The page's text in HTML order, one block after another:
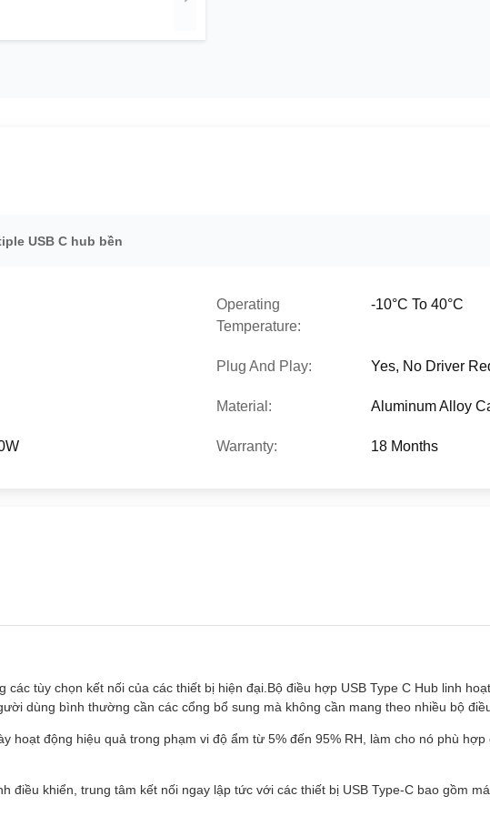
USB C hub bền
Operating
Temperature:
-10°C To 40°C
Plug And Play: Yes, No Driver
Material: Aluminum Alloy
Warranty: 18 Months
tùy chọn kết nối của các thiết bị hiện đại.Bộ điều hợp USB Type C Hub linh
dùng bình thường cần các cổng bổ sung mà không cần mang theo nhiều bộ
động hiệu quả trong phạm vi độ ẩm từ 5% đến 95% RH, làm cho nó phù
điều khiển, trung tâm kết nối ngay lập tức với các thiết bị USB Type-C bao gồm